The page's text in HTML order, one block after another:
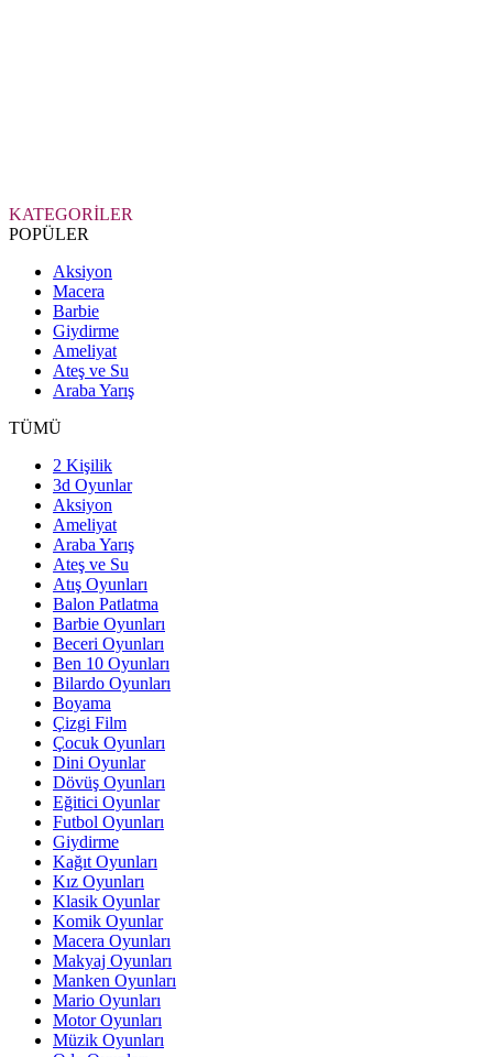
KATEGORİLER
POPÜLER
Aksiyon
Macera
Barbie
Giydirme
Ameliyat
Ateş ve Su
Araba Yarış
TÜMÜ
2 Kişilik
3d Oyunlar
Aksiyon
Ameliyat
Araba Yarış
Ateş ve Su
Atış Oyunları
Balon Patlatma
Barbie Oyunları
Beceri Oyunları
Ben 10 Oyunları
Bilardo Oyunları
Boyama
Çizgi Film
Çocuk Oyunları
Dini Oyunlar
Dövüş Oyunları
Eğitici Oyunlar
Futbol Oyunları
Giydirme
Kağıt Oyunları
Kız Oyunları
Klasik Oyunlar
Komik Oyunlar
Macera Oyunları
Makyaj Oyunları
Manken Oyunları
Mario Oyunları
Motor Oyunları
Müzik Oyunları